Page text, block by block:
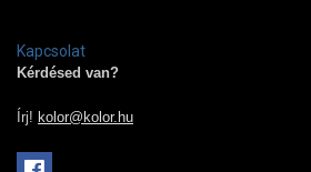
Kapcsolat
Kérdésed van?
Írj! kolor@kolor.hu